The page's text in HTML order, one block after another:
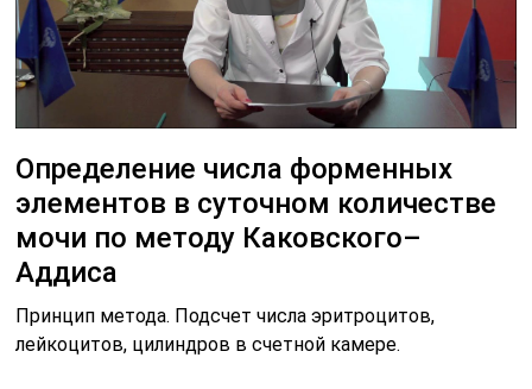
Определение числа форменных
элементов в суточном количестве
мочи по методу Каковского–
Аддиса
Принцип метода. Подсчет числа эритроцитов,
лейкоцитов, цилиндров в счетной камере.